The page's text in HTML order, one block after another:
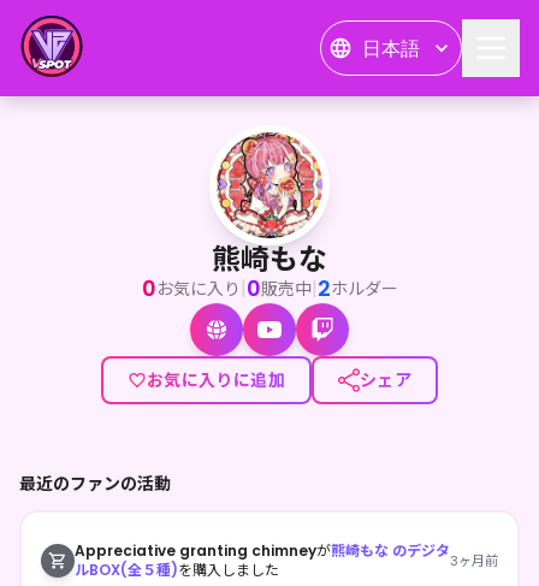
日本語
熊崎もな
<p>変化失敗！？廃課金熊の妖怪ゲーマー！熊崎もなだよ
熊崎もな
0お気に入り |0販売中|2ホルダー
お気に入りに追加 シェア
最近のファンの活動
Appreciative granting chimneyが熊崎もな のデジタ
ルBOX(全５種)を購入しました 3ヶ月前